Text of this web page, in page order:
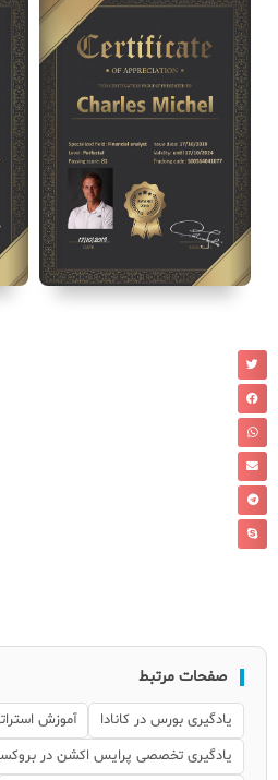
صفحات مرتبط
یادگیری بورس در کانادا
آموزش
یادگیری تخصصی پرایس اکشن در